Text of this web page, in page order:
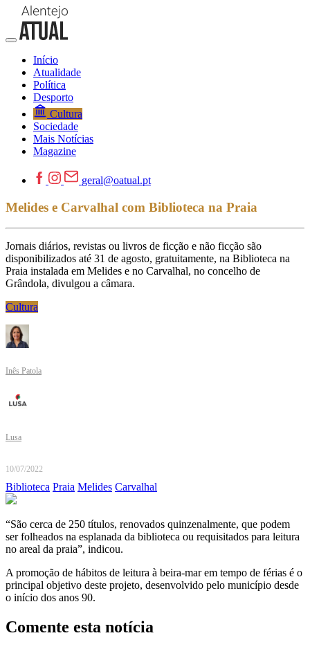
Início
Atualidade
Política
Desporto
Cultura
Sociedade
Mais Notícias
Magazine
geral@oatual.pt
Melides e Carvalhal com Biblioteca na Praia
Jornais diários, revistas ou livros de ficção e não ficção são
disponibilizados até 31 de agosto, gratuitamente, na Biblioteca na
Praia instalada em Melides e no Carvalhal, no concelho de
Grândola, divulgou a câmara.
Cultura
Inês Patola
Lusa
10/07/2022
Biblioteca Praia Melides Carvalhal
“São cerca de 250 títulos, renovados quinzenalmente, que podem
ser folheados na esplanada da biblioteca ou requisitados para leitura
no areal da praia”, indicou.
A promoção de hábitos de leitura à beira-mar em tempo de férias é o
principal objetivo deste projeto, desenvolvido pelo município desde
o início dos anos 90.
Comente esta notícia